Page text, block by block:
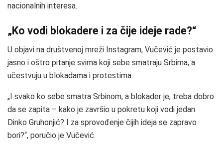
nacionalnih interesa.
„Ko vodi blokadere i za čije ideje rade?“
U objavi na društvenoj mreži Instagram, Vučević je postavio
jasno i oštro pitanje svima koji sebe smatraju Srbima, a
učestvuju u blokadama i protestima.
„I svako ko sebe smatra Srbinom, a blokader je, treba dobro
da se zapita – kako je završio u pokretu koji vodi jedan
Dinko Gruhonjić? I za sprovođenje čijih ideja se zapravo
bori?“, poručio je Vučević.